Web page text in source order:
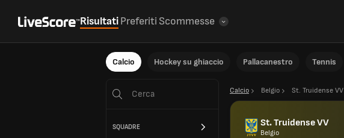
RisultatiPreferiti Scommesse
Calcio Hockey su ghiaccio Pallacanestro Tennis
SQUADRE
Calcio Belgio St. Truidense VV
St. Truidense VV
Belgio